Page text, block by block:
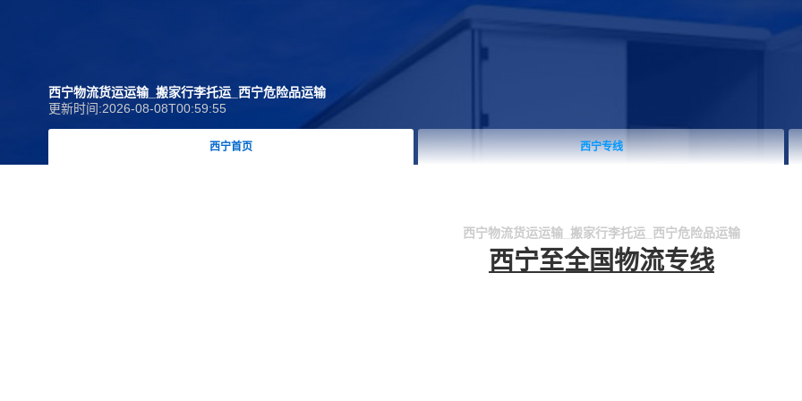
西宁物流货运运输_搬家行李托运_西宁危险品运输
更新时间:2026-08-08T00:59:55
西宁首页 西宁专线
西宁物流货运运输_搬家行李托运_西宁危险品运输
西宁至全国物流专线